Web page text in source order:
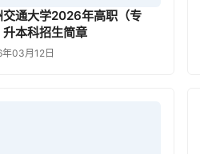
交通大学2026年高职（专
升本科招生简章
03月12日